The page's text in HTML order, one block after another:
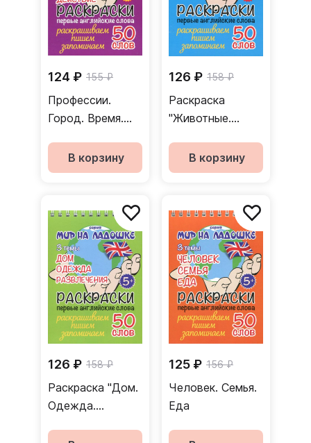
124 ₽ 155 ₽
Профессии.
Город. Время.
Раскраска
В корзину
126 ₽ 158 ₽
Раскраска
"Животные.
Транспорт"
В корзину
126 ₽ 158 ₽
Раскраска "Дом.
Одежда.
125 ₽ 156 ₽
Человек. Семья.
Еда